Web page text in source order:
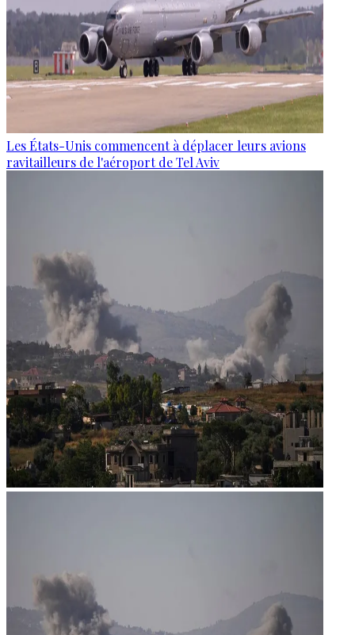
Les États-Unis commencent à déplacer leurs avions
ravitailleurs de l'aéroport de Tel Aviv